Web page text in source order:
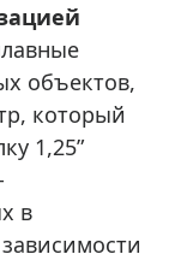
объектов,
который
1,25”
в